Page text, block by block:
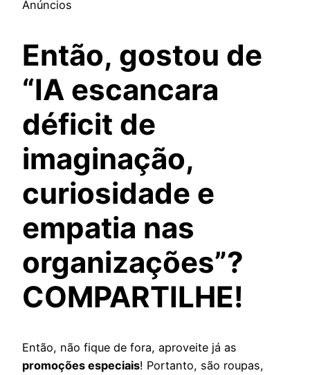
Anúncios
Então, gostou de
“IA escancara
déficit de
imaginação,
curiosidade e
empatia nas
organizações”?
COMPARTILHE!
Então, não fique de fora, aproveite já as
promoções especiais! Portanto, são roupas,